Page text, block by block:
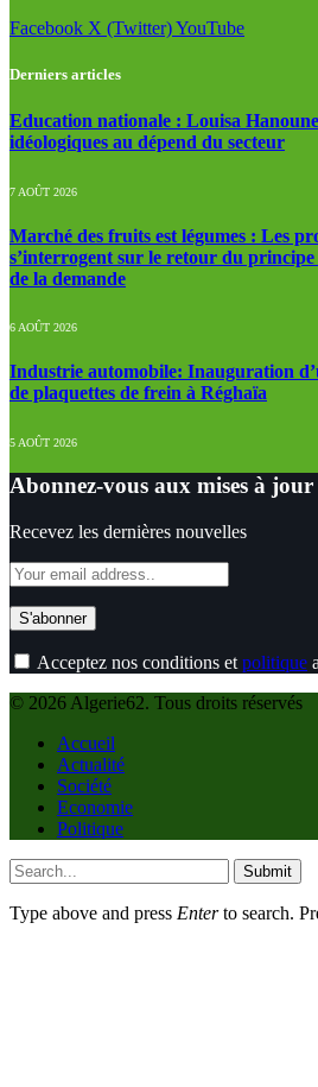
Facebook X (Twitter)YouTube
Derniers articles
Education nationale : Louisa Hanoune
idéologiques au dépend du secteur
7 AOÛT 2026
Marché des fruits est légumes : Les
s’interrogent sur le retour du
de la demande
6 AOÛT 2026
Industrie automobile: Inauguration
de plaquettes de frein à Réghaïa
5 AOÛT 2026
Abonnez-vous aux mises à jour
Recevez les dernières nouvelles
Acceptez nos conditions et politique
© 2026 Algerie62. Tous droits réservés
Accueil
Actualité
Société
Economie
Politique
Submit
Type above and press Enterto search.